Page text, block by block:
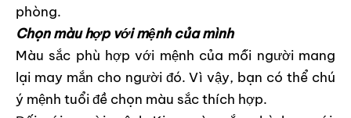
phòng.
Chọn màu hợp với mệnh của mình
Màu sắc phù hợp với mệnh của mỗi người mang
lại may mắn cho người đó. Vì vậy, bạn có thể chú
ý mệnh tuổi đề chọn màu sắc thích hợp.